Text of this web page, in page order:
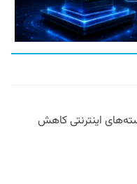
اینترنتی کاهش